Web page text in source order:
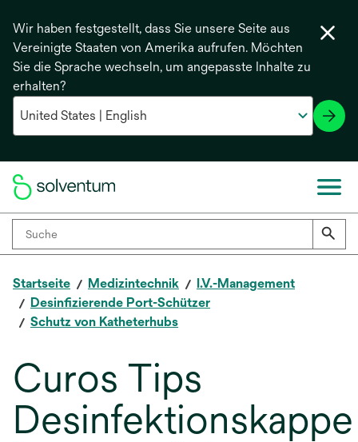
Wir haben festgestellt, dass Sie unsere Seite aus
Vereinigte Staaten von Amerika aufrufen. Möchten
Sie die Sprache wechseln, um angepasste Inhalte zu
erhalten?
Startseite Medizintechnik
I.V.-Management
Desinfizierende Port-Schützer
Schutz von Katheterhubs
Curos Tips
Desinfektionskappe